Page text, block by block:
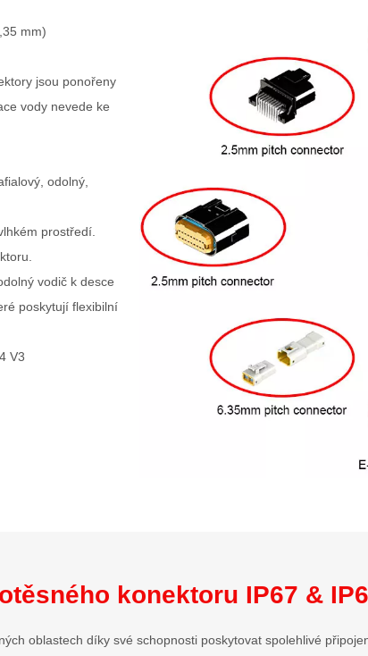
mm)
jsou ponořeny
vody nevede ke
odolný,
prostředí.
vodič k desce
poskytují flexibilní
V3
konektoru IP67 &
oblastech díky své schopnosti poskytovat spolehlivé